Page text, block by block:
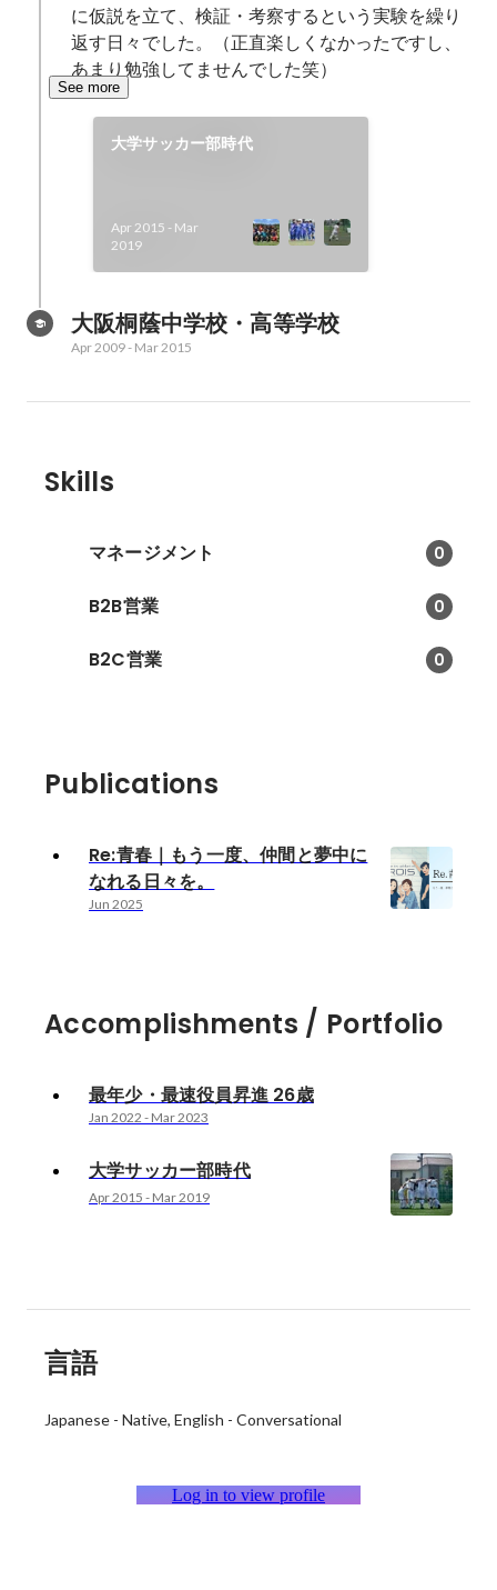
に仮説を立て、検証・考察するという実験を繰り
返す日々でした。（正直楽しくなかったですし、
あまり勉強してませんでした笑）
See more
大学サッカー部時代
Apr 2015 - Mar
2019
大阪桐蔭中学校・高等学校
Apr 2009- Mar 2015
Skills
マネージメント 0
B2B営業 0
B2C営業 0
Publications
Re:青春｜もう一度、仲間と夢中に
なれる日々を。
Jun 2025
Accomplishments / Portfolio
最年少・最速役員昇進 26歳
Jan 2022 - Mar 2023
大学サッカー部時代
Apr 2015 - Mar 2019
言語
Japanese - Native English - Conversational
Log in to view profile